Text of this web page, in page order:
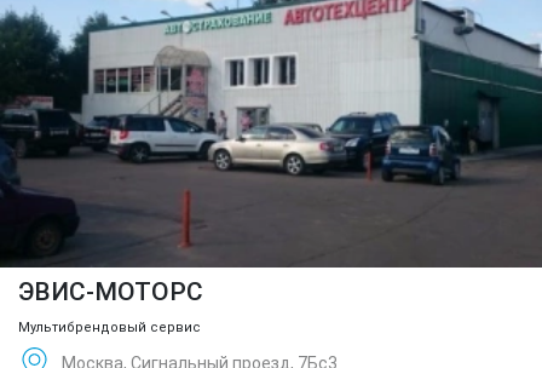
ЭВИС-МОТОРС
Мультибрендовый сервис
Москва, Сигнальный проезд, 7Бс3